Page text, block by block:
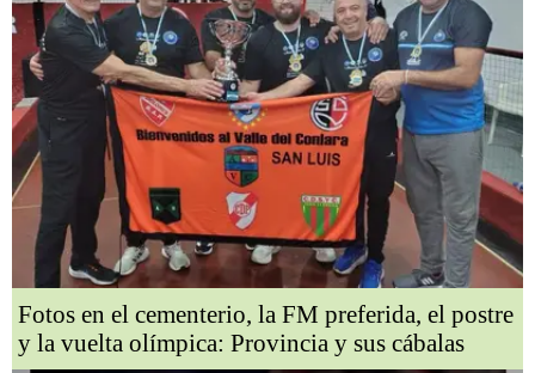
Fotos en el cementerio, la FM preferida, el postre
y la vuelta olímpica: Provincia y sus cábalas